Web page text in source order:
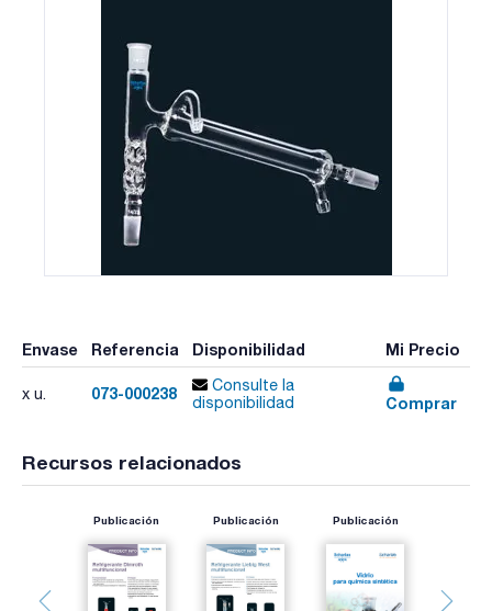
Envase Referencia Disponibilidad Mi Precio
x u. 073-000238
Consulte la
disponibilidad
Comprar
Recursos relacionados
Publicación Publicación Publicación